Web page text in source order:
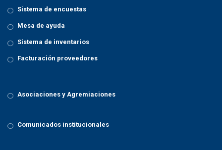
Sistema de encuestas
Mesa de ayuda
Sistema de inventarios
Facturación proveedores
Asociaciones y Agremiaciones
Comunicados institucionales